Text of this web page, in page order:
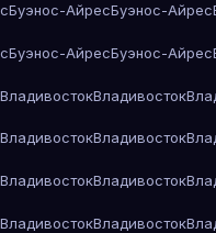
Буэнос-АйресБуэнос-Айрес
Буэнос-АйресБуэнос-Айрес
ВладивостокВладивосток
ВладивостокВладивосток
ВладивостокВладивосток
ВладивостокВладивосток